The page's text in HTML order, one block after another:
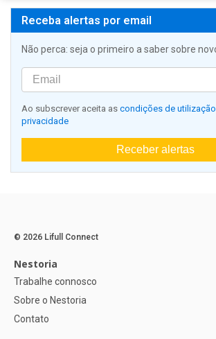
Receba alertas por email
Não perca: seja o primeiro a saber sobre
Ao subscrever aceita as condições de utilização
privacidade
Receber alertas
© 2026 Lifull Connect
Nestoria
Trabalhe connosco
Sobre o Nestoria
Contato